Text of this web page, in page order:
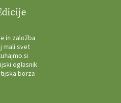
in založba
mali svet
oglasnik
borza